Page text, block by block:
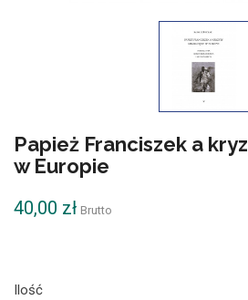
Papież Franciszek a
w Europie
40,00 zł Brutto
Ilość